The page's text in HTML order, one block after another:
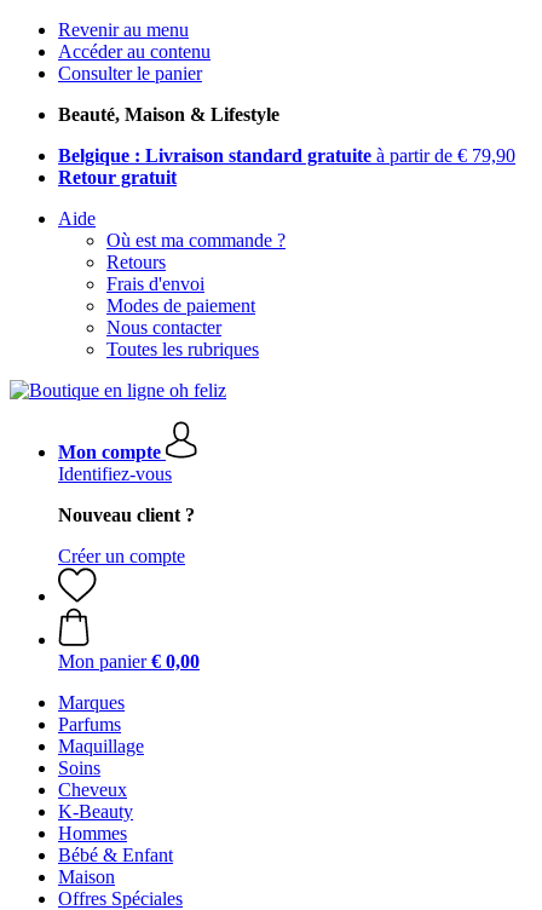
Revenir au menu
Accéder au contenu
Consulter le panier
Beauté, Maison & Lifestyle
Belgique : Livraison standard gratuite à partir de € 79,90
Retour gratuit
Aide
Où est ma commande ?
Retours
Frais d'envoi
Modes de paiement
Nous contacter
Toutes les rubriques
Mon compte
Identifiez-vous
Nouveau client ?
Créer un compte
Mon panier € 0,00
Marques
Parfums
Maquillage
Soins
Cheveux
K-Beauty
Hommes
Bébé & Enfant
Maison
Offres Spéciales